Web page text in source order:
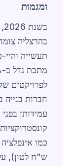
ומגמות
בהרצליה
תעשייה
לפרויקטים
חברות
עמידותן